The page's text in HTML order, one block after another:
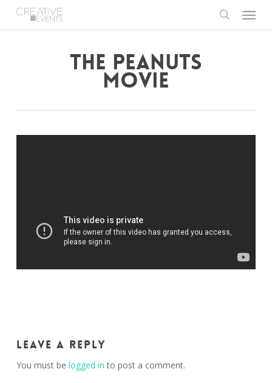
Menu
THE PEANUTS
MOVIE
Leave a Reply
You must be logged in to post a comment.